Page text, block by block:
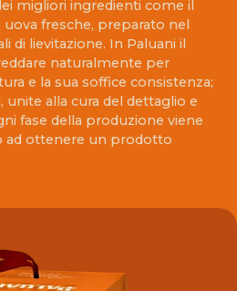
migliori ingredienti come il
fresche, preparato nel
di lievitazione. In Paluani il
naturalmente per
e la sua soffice consistenza;
alla cura del dettaglio e
fase della produzione viene
ad ottenere un prodotto